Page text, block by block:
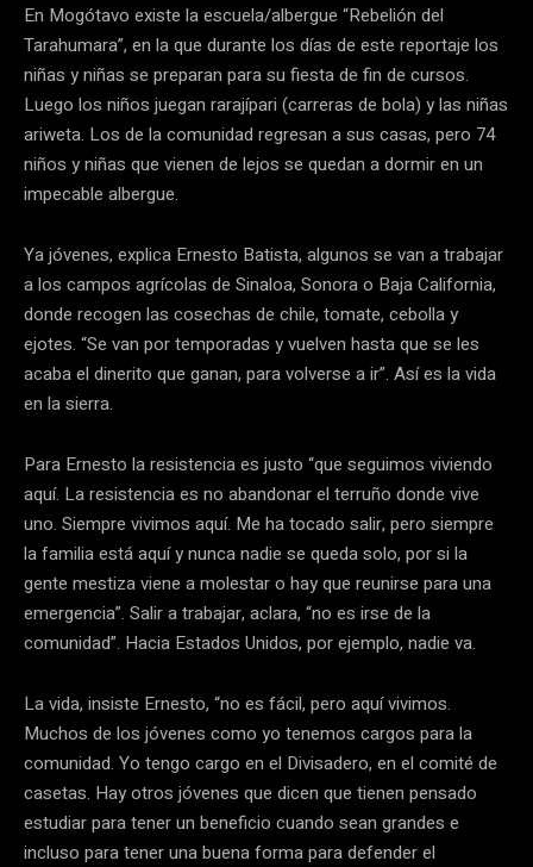
En Mogótavo existe la escuela/albergue “Rebelión del
Tarahumara”, en la que durante los días de este reportaje los
niñas y niñas se preparan para su fiesta de fin de cursos.
Luego los niños juegan rarajípari (carreras de bola) y las niñas
ariweta. Los de la comunidad regresan a sus casas, pero 74
niños y niñas que vienen de lejos se quedan a dormir en un
impecable albergue.
Ya jóvenes, explica Ernesto Batista, algunos se van a trabajar
a los campos agrícolas de Sinaloa, Sonora o Baja California,
donde recogen las cosechas de chile, tomate, cebolla y
ejotes. “Se van por temporadas y vuelven hasta que se les
acaba el dinerito que ganan, para volverse a ir”. Así es la vida
en la sierra.
Para Ernesto la resistencia es justo “que seguimos viviendo
aquí. La resistencia es no abandonar el terruño donde vive
uno. Siempre vivimos aquí. Me ha tocado salir, pero siempre
la familia está aquí y nunca nadie se queda solo, por si la
gente mestiza viene a molestar o hay que reunirse para una
emergencia”. Salir a trabajar, aclara, “no es irse de la
comunidad”. Hacia Estados Unidos, por ejemplo, nadie va.
La vida, insiste Ernesto, “no es fácil, pero aquí vivimos.
Muchos de los jóvenes como yo tenemos cargos para la
comunidad. Yo tengo cargo en el Divisadero, en el comité de
casetas. Hay otros jóvenes que dicen que tienen pensado
estudiar para tener un beneficio cuando sean grandes e
incluso para tener una buena forma para defender el